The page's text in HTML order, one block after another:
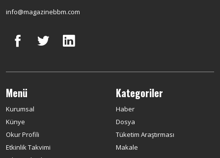
info@magazinebbm.com
Menü
Kurumsal
Künye
Okur Profili
Etkinlik Takvimi
Kategoriler
Haber
Dosya
Tüketim Araştırması
Makale